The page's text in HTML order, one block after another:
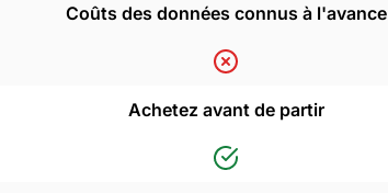
Coûts des données connus à l'avance
Achetez avant de partir